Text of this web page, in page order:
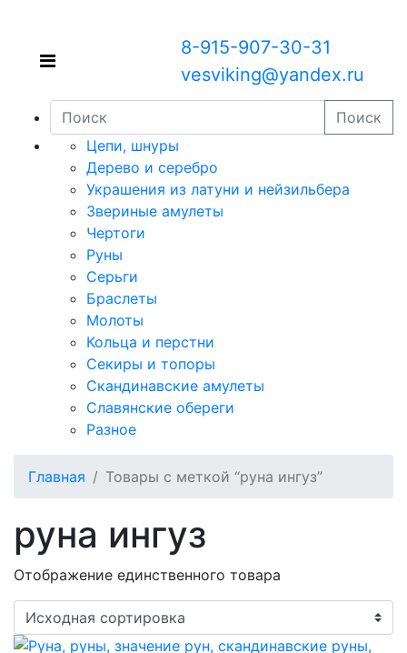
8-915-907-30-31
vesviking@yandex.ru
Поиск
Цепи, шнуры
Дерево и серебро
Украшения из латуни и нейзильбера
Звериные амулеты
Чертоги
Руны
Серьги
Браслеты
Молоты
Кольца и перстни
Секиры и топоры
Скандинавские амулеты
Славянские обереги
Разное
Главная Товары с меткой “руна ингуз”
руна ингуз
Отображение единственного товара